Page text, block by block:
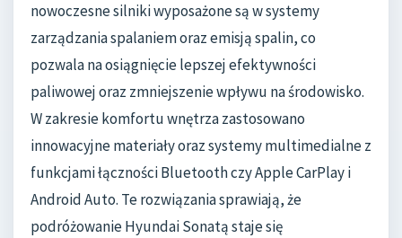
nowoczesne silniki wyposażone są w systemy
zarządzania spalaniem oraz emisją spalin, co
pozwala na osiągnięcie lepszej efektywności
paliwowej oraz zmniejszenie wpływu na środowisko.
W zakresie komfortu wnętrza zastosowano
innowacyjne materiały oraz systemy multimedialne z
funkcjami łączności Bluetooth czy Apple CarPlay i
Android Auto. Te rozwiązania sprawiają, że
podróżowanie Hyundai Sonatą staje się